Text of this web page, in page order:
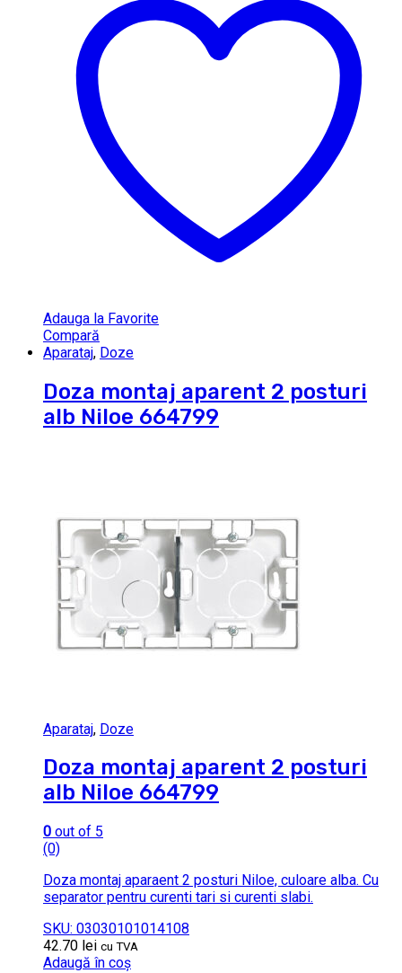
Adauga la Favorite
Compară
Aparataj, Doze
Doza montaj aparent 2 posturi
alb Niloe 664799
Aparataj, Doze
Doza montaj aparent 2 posturi
alb Niloe 664799
0 out of 5
(0)
Doza montaj aparaent 2 posturi Niloe, culoare alba. Cu
separator pentru curenti tari si curenti slabi.
SKU: 03030101014108
42.70 lei cu TVA
Adaugă în coș